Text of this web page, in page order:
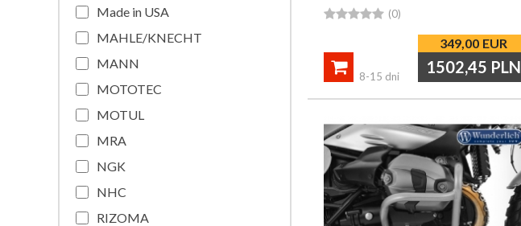
Made in USA
MAHLE/KNECHT
MANN
MOTOTEC
MOTUL
MRA
NGK
NHC
RIZOMA
 (0)
349,00 EUR
1502,45 PLN

8-15 dni